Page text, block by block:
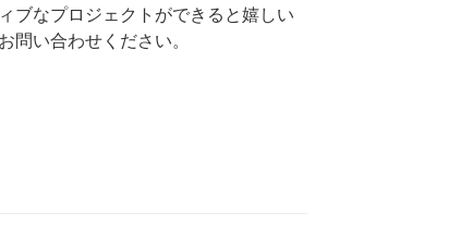
ブなプロジェクトができると嬉しい
問い合わせください。